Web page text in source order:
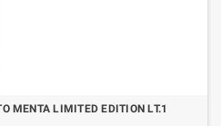
MENTA LIMITED EDITION LT.1